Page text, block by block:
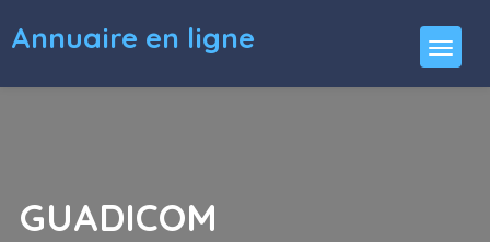
Annuaire en ligne
GUADICOM